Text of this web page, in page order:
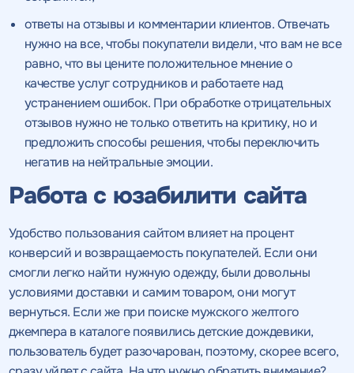
ответы на отзывы и комментарии клиентов. Отвечать
нужно на все, чтобы покупатели видели, что вам не все
равно, что вы цените положительное мнение о
качестве услуг сотрудников и работаете над
устранением ошибок. При обработке отрицательных
отзывов нужно не только ответить на критику, но и
предложить способы решения, чтобы переключить
негатив на нейтральные эмоции.
Работа с юзабилити сайта
Удобство пользования сайтом влияет на процент
конверсий и возвращаемость покупателей. Если они
смогли легко найти нужную одежду, были довольны
условиями доставки и самим товаром, они могут
вернуться. Если же при поиске мужского желтого
джемпера в каталоге появились детские дождевики,
пользователь будет разочарован, поэтому, скорее всего,